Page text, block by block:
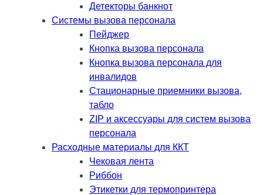
Детекторы банкнот
Системы вызова персонала
Пейджер
Кнопка вызова персонала
Кнопка вызова персонала для
инвалидов
Стационарные приемники вызова,
табло
ZIP и аксессуары для систем вызова
персонала
Расходные материалы для ККТ
Чековая лента
Риббон
Этикетки для термопринтера